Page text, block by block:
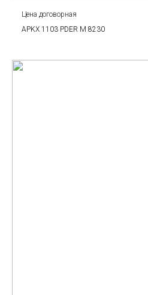
Цена договорная
APKX 1103 PDER M 8230